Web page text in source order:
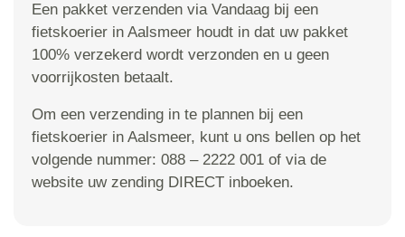
Een pakket verzenden via Vandaag bij een
fietskoerier in Aalsmeer houdt in dat uw pakket
100% verzekerd wordt verzonden en u geen
voorrijkosten betaalt.
Om een verzending in te plannen bij een
fietskoerier in Aalsmeer, kunt u ons bellen op het
volgende nummer: 088 – 2222 001 of via de
website uw zending DIRECT inboeken.